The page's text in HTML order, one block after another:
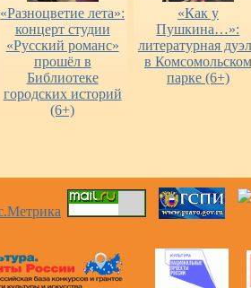
«Разноцветие лета»:
концерт студии
«Русский романс»
прошёл в
Библиотеке
городских историй
(6+)
«Как у
Пушкина…»:
литературная
в Комсомольском
парке (6+)